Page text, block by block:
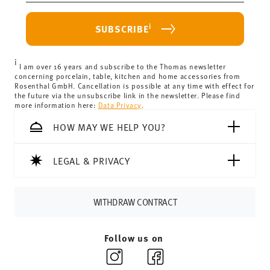
purchase is less than 69,90 €, delivery charges will apply.
For Germany, these are 4,90 €. For all other countries, you
can view the delivery costs
delivery is free of charge.
Switzerland:delivery is free of charge for orders over
69,90 CHF. If the value of your purchase is less than
69,90 CHF, delivery charges are 36,90 CHF.
Tracking:You will receive a tracking code by e-mail as
Delivery time: 3-5 working days for delivery within
Germany for items in stock. You can view delivery times to
For returns, please use ourreturns service
SUBSCRIBEi
i I am over 16 years and subscribe to the Thomas newsletter
concerning porcelain, table, kitchen and home accessories from
Rosenthal GmbH. Cancellation is possible at any time with effect for
the future via the unsubscribe link in the newsletter. Please find
more information here: Data Privacy
HOW MAY WE HELP YOU?
LEGAL & PRIVACY
WITHDRAW CONTRACT
Follow us on